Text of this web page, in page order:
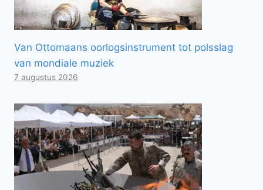
Van Ottomaans oorlogsinstrument tot polsslag
van mondiale muziek
7 augustus 2026